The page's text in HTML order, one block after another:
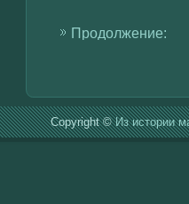
Продолжение:
Copyright ©Из истории